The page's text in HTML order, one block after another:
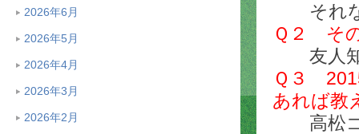
2026年6月
2026年5月
2026年4月
2026年3月
2026年2月
それな
Ｑ２ そ
友人知
Ｑ３
あれば教
高松ゴ